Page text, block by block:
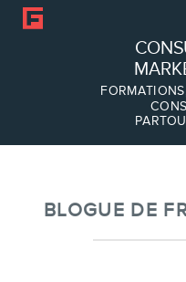
À
BLOGUE DE